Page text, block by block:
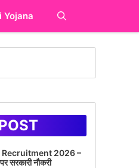
Yojana
Recruitment 2026 –
सरकारी नौकरी